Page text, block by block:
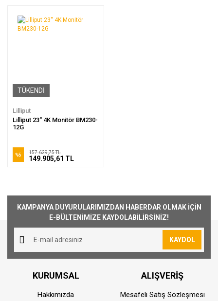
TÜKENDİ
Lilliput
Lilliput 23'' 4K Monitör BM230-
12G
%5 157.629,75 TL
149.905,61 TL
KAMPANYA DUYURULARIMIZDAN HABERDAR OLMAK İÇİN
E-BÜLTENİMİZE KAYDOLABİLİRSİNİZ!
KAYDOL
KURUMSAL
Hakkımızda
ALIŞVERİŞ
Mesafeli Satış Sözleşmesi